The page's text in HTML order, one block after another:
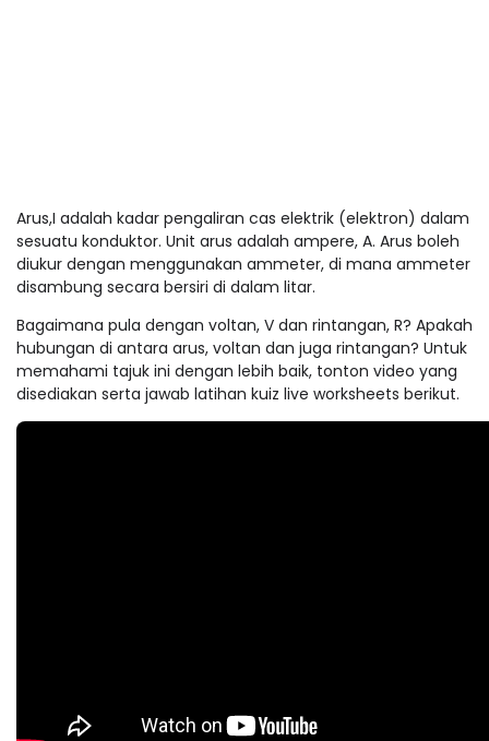
Arus,I adalah kadar pengaliran cas elektrik (elektron) dalam
sesuatu konduktor. Unit arus adalah ampere, A. Arus boleh
diukur dengan menggunakan ammeter, di mana ammeter
disambung secara bersiri di dalam litar.
Bagaimana pula dengan voltan, V dan rintangan, R? Apakah
hubungan di antara arus, voltan dan juga rintangan? Untuk
memahami tajuk ini dengan lebih baik, tonton video yang
disediakan serta jawab latihan kuiz live worksheets berikut.